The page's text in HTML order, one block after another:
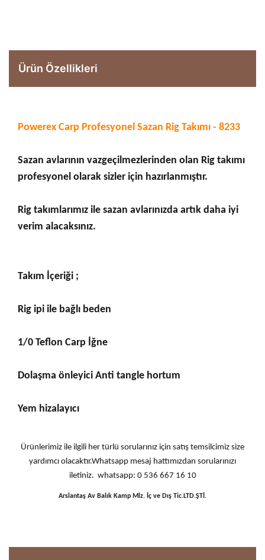
Ürün Özellikleri
Powerex Carp Profesyonel Sazan Rig Takımı - 8233
Sazan avlarının vazgeçilmezlerinden olan Rig takımı
profesyonel olarak sizler için hazırlanmıştır.
Rig takımlarımız ile sazan avlarınızda artık daha iyi
verim alacaksınız.
Takım İçeriği ;
Rig ipi ile bağlı beden
1/0 Teflon Carp İğne
Dolaşma önleyici Anti tangle hortum
Yem hizalayıcı
Ürünlerimiz ile ilgili her türlü sorularınız için satış temsilcimiz size
yardımcı olacaktır.Whatsapp mesaj hattımızdan sorularınızı
iletiniz. whatsapp: 0 536 667 16 10
Arslantaş Av Balık Kamp Mlz. İç ve Dış Tic.LTD.ŞTİ.